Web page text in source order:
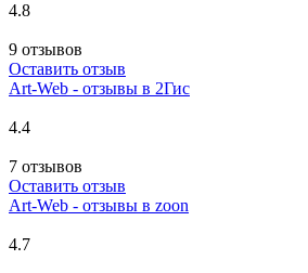
4.8
9 отзывов
Оставить отзыв
Art-Web - отзывы в 2Гис
4.4
7 отзывов
Оставить отзыв
Art-Web - отзывы в zoon
4.7